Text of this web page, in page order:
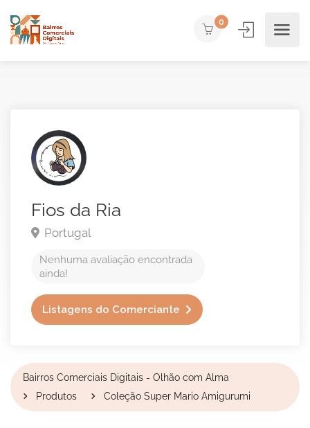
0
Fios da Ria
Portugal
Nenhuma avaliação encontrada
ainda!
Listagens do Comerciante
Bairros Comerciais Digitais - Olhão com Alma
Produtos
Coleção Super Mario Amigurumi